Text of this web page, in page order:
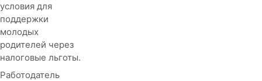
условия для
поддержки
молодых
родителей через
налоговые льготы.
Работодатель